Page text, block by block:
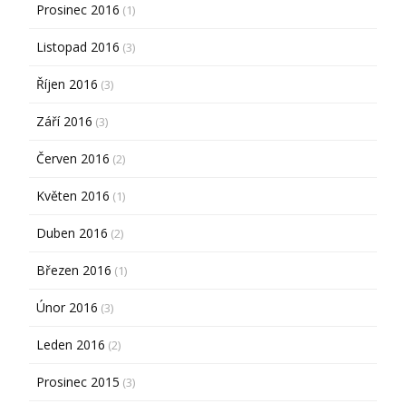
Prosinec 2016 (1)
Listopad 2016 (3)
Říjen 2016 (3)
Září 2016 (3)
Červen 2016 (2)
Květen 2016 (1)
Duben 2016 (2)
Březen 2016 (1)
Únor 2016 (3)
Leden 2016 (2)
Prosinec 2015 (3)